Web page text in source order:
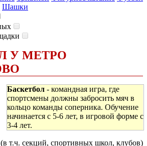
Шашки
У МЕТРО
Баскетбол - командная игра, где
спортсмены должны забросить мяч в
кольцо команды соперника. Обучение
начинается с 5-6 лет, в игровой форме с
3-4 лет.
т.ч. секций, спортивных школ, клубов)